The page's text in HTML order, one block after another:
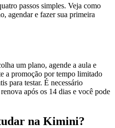
passos simples. Veja como
agendar e fazer sua primeira
um plano, agende a aula e
a promoção por tempo limitado
para testar. É necessário
após os 14 dias e você pode
na Kimini?